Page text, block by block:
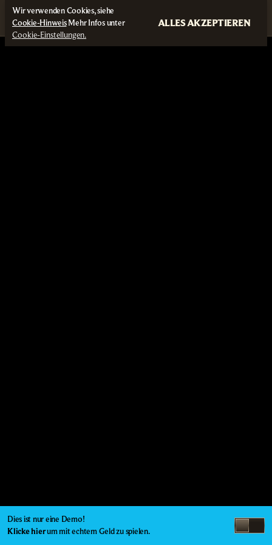
Dies ist nur eine Demo!
Klicke hierum mit echtem Geld zu spielen.
Wir verwenden Cookies, siehe
Cookie-HinweisMehr Infos unter
Cookie-Einstellungen.
ALLES AKZEPTIEREN